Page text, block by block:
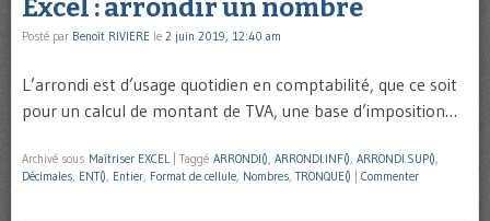
Excel : arrondir un nombre
Posté par Benoît RIVIERE le 2 juin 2019, 12:40 am
L’arrondi est d’usage quotidien en comptabilité, que ce soit
pour un calcul de montant de TVA, une base d’imposition…
Archivé sous Maîtriser EXCEL Taggé ARRONDI(), ARRONDI.INF(), ARRONDI.SUP(),
Décimales, ENT(), Entier, Format de cellule, Nombres, TRONQUE() Commenter